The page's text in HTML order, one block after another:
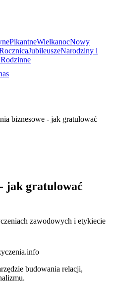
PikantneWielkanocNowy
JubileuszeNarodziny i
biznesowe - jak gratulować
jak gratulować
zawodowych i etykiecie
budowania relacji,